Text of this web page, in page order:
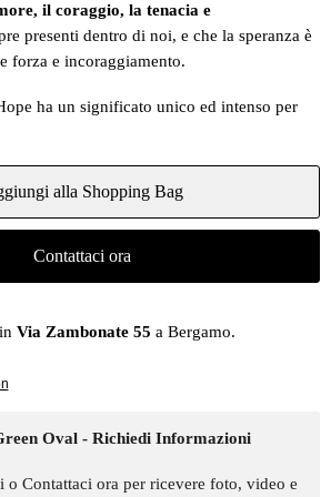
il coraggio, la tenacia e
presenti dentro di noi, e che la speranza è
forza e incoraggiamento.
ha un significato unico ed intenso per
alla Shopping Bag
Contattaci ora
Via Zambonate 55 a Bergamo.
Oval - Richiedi Informazioni
o Contattaci ora per ricevere foto, video e